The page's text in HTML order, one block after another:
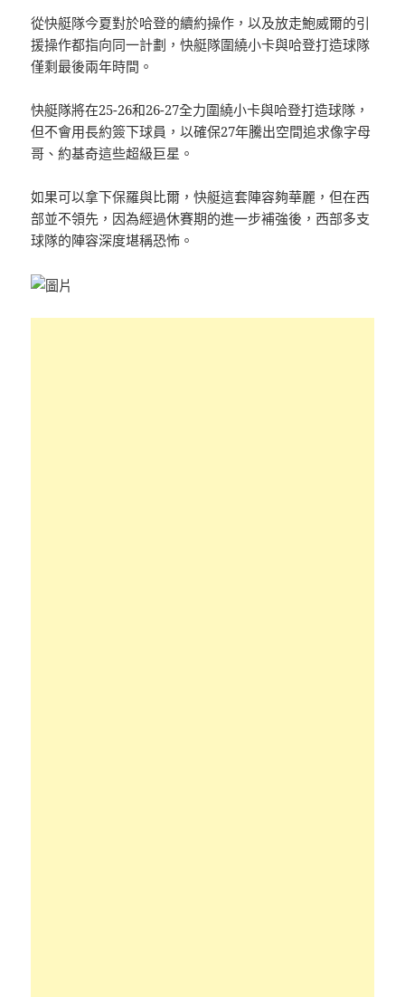
從快艇隊今夏對於哈登的續約操作，以及放走鮑威爾的引
援操作都指向同一計劃，快艇隊圍繞小卡與哈登打造球隊
僅剩最後兩年時間。
快艇隊將在25-26和26-27全力圍繞小卡與哈登打造球隊，
但不會用長約簽下球員，以確保27年騰出空間追求像字母
哥、約基奇這些超級巨星。
如果可以拿下保羅與比爾，快艇這套陣容夠華麗，但在西
部並不領先，因為經過休賽期的進一步補強後，西部多支
球隊的陣容深度堪稱恐怖。